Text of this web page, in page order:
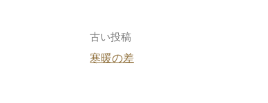
o
k
投
稿
古い投稿
寒暖の差